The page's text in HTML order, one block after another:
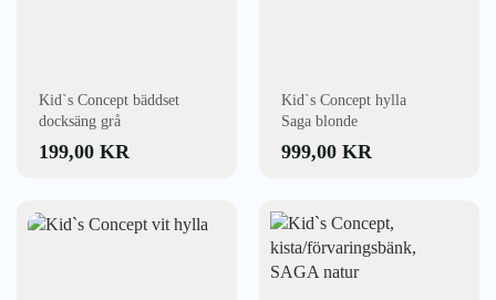
Kid`s Concept bäddset
docksäng grå
199,00 KR
Kid`s Concept hylla
Saga blonde
999,00 KR